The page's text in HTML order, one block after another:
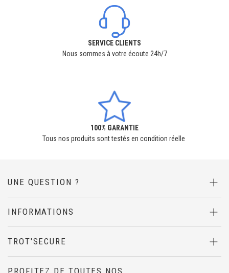
SERVICE CLIENTS
Nous sommes à votre écoute 24h/7
100% GARANTIE
Tous nos produits sont testés en condition réelle
UNE QUESTION ?
INFORMATIONS
TROT'SECURE